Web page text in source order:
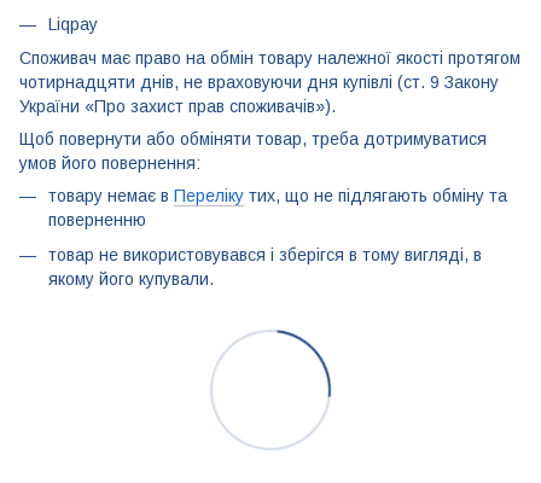
Liqpay
Споживач має право на обмін товару належної якості протягом
чотирнадцяти днів, не враховуючи дня купівлі (ст. 9 Закону
України «Про захист прав споживачів»).
Щоб повернути або обміняти товар, треба дотримуватися
умов його повернення:
товару немає в Переліку тих, що не підлягають обміну та
поверненню
товар не використовувався і зберігся в тому вигляді, в
якому його купували.